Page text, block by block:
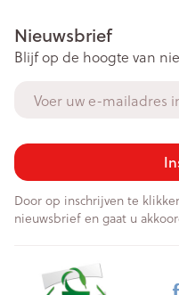
Nieuwsbrief
Blijf op de hoogte van
Door op inschrijven te
nieuwsbrief en gaat u